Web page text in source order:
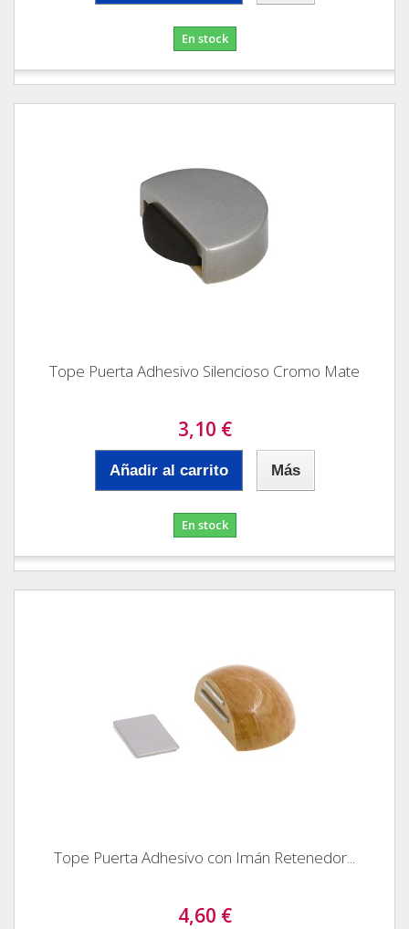
En stock
Tope Puerta Adhesivo Silencioso Cromo Mate
3,10 €
Añadir al carrito Más
En stock
Tope Puerta Adhesivo con Imán Retenedor...
4,60 €